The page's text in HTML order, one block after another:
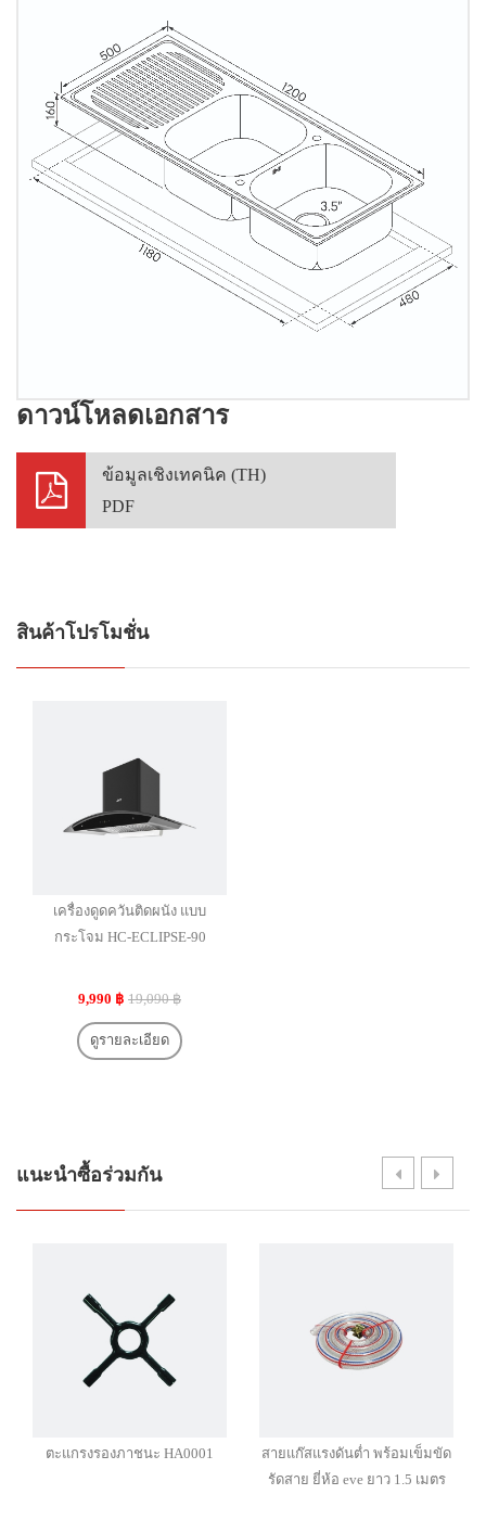
ดาวน์โหลดเอกสาร
ข้อมูลเชิงเทคนิค (TH)
PDF
สินค้าโปรโมชั่น
เครื่องดูดควันติดผนัง แบบ
กระโจม HC-ECLIPSE-90
9,990 ฿ 19,090 ฿
ดูรายละเอียด
แนะนำซื้อร่วมกัน
ตะแกรงรองภาชนะ HA0001
สายแก๊สแรงดันต่ำ พร้อมเข็มขัด
รัดสาย ยี่ห้อ eve ยาว 1.5 เมตร